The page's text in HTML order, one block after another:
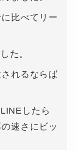
比べてリー
た。
れるならば
したら
速さにビッ